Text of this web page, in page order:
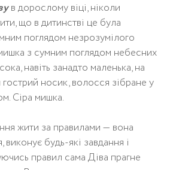
в дорослому віці, ніколи
що в дитинстві це була
поглядом незрозумілого
з сумним поглядом небесних
навіть занадто маленька, на
гострий носик, волосся зібране у
Сіра мишка.
жити за правилами — вона
виконує будь-які завдання і
правил сама Діва прагне